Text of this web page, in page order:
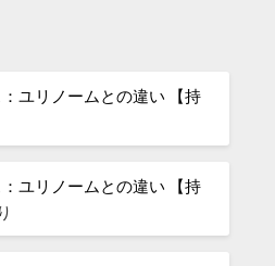
：ユリノームとの違い 【持
：ユリノームとの違い 【持